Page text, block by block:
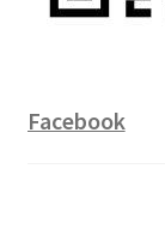
Facebook